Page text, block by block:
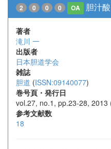
2 0 0 0 OA 胆汁
著者
滝川 一
出版者
日本胆道学会
雑誌
胆道 (ISSN:09140077)
巻号頁・発行日
vol.27, no.1, pp.23-28,
参考文献数
18